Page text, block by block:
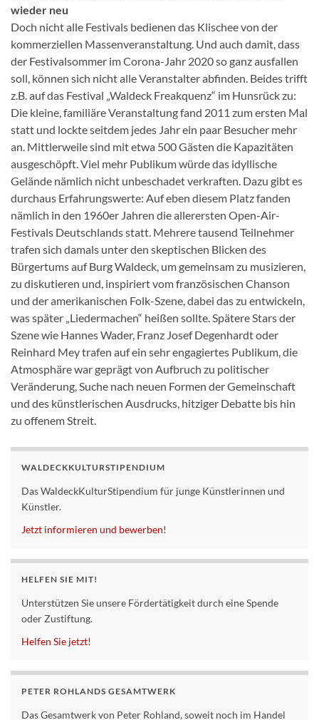
wieder neu
Doch nicht alle Festivals bedienen das Klischee von der
kommerziellen Massenveranstaltung. Und auch damit, dass
der Festivalsommer im Corona-Jahr 2020 so ganz ausfallen
soll, können sich nicht alle Veranstalter abfinden. Beides trifft
z.B. auf das Festival „Waldeck Freakquenz“ im Hunsrück zu:
Die kleine, familiäre Veranstaltung fand 2011 zum ersten Mal
statt und lockte seitdem jedes Jahr ein paar Besucher mehr
an. Mittlerweile sind mit etwa 500 Gästen die Kapazitäten
ausgeschöpft. Viel mehr Publikum würde das idyllische
Gelände nämlich nicht unbeschadet verkraften. Dazu gibt es
durchaus Erfahrungswerte: Auf eben diesem Platz fanden
nämlich in den 1960er Jahren die allerersten Open-Air-
Festivals Deutschlands statt. Mehrere tausend Teilnehmer
trafen sich damals unter den skeptischen Blicken des
Bürgertums auf Burg Waldeck, um gemeinsam zu musizieren,
zu diskutieren und, inspiriert vom französischen Chanson
und der amerikanischen Folk-Szene, dabei das zu entwickeln,
was später „Liedermachen“ heißen sollte. Spätere Stars der
Szene wie Hannes Wader, Franz Josef Degenhardt oder
Reinhard Mey trafen auf ein sehr engagiertes Publikum, die
Atmosphäre war geprägt von Aufbruch zu politischer
Veränderung, Suche nach neuen Formen der Gemeinschaft
und des künstlerischen Ausdrucks, hitziger Debatte bis hin
zu offenem Streit.
WALDECKKULTURSTIPENDIUM
Das WaldeckKulturStipendium für junge Künstlerinnen und
Künstler.
Jetzt informieren und bewerben!
HELFEN SIE MIT!
Unterstützen Sie unsere Fördertätigkeit durch eine Spende
oder Zustiftung.
Helfen Sie jetzt!
PETER ROHLANDS GESAMTWERK
Das Gesamtwerk von Peter Rohland, soweit noch im Handel